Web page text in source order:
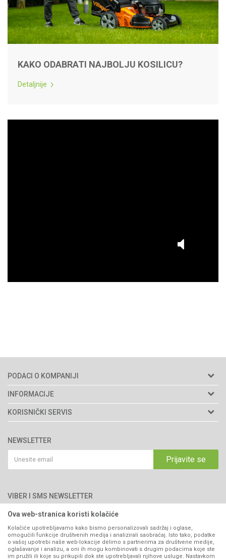
KAKO ODABRATI NAJBOLJU KOSILICU?
Detaljnije
PODACI O KOMPANIJI
Agromarket d.o.o.
Matični broj: 11003826
76300 Bijeljina
066/44-99-00
INFORMACIJE
O nama
Brendovi
Katalozi
Saradnja
Kontakt
KORISNIČKI SERVIS
Politika privatnosti
Kako kupiti
Isporuka
Pravo na odustajanje
Reklamacije
Povraćaj sredstava
Zamjena artikala
Plaćanje karticama
NEWSLETTER
Prijavite se
VIBER I SMS NEWSLETTER
PRATITE NAS
Ova web-stranica koristi kolačiće
Kolačiće upotrebljavamo kako bismo personalizovali sadržaj i oglase,
omogućili funkcije društvenih medija i analizirali saobraćaj. Isto tako, podatke
o vašoj upotrebi naše web-lokacije delimo s partnerima za društvene medije,
oglašavanje i analizu, a oni ih mogu kombinovati s drugim podacima koje ste
im pružili ili koje su prikupili dok ste upotrebljavali njihove usluge. Nastavkom